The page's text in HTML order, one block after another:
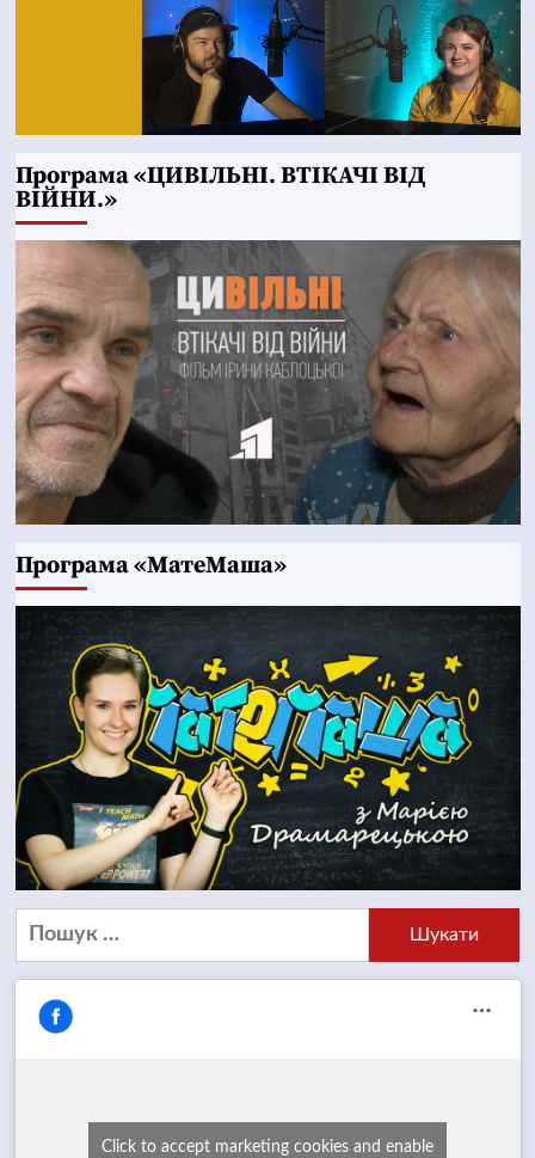
Програма «ЦИВІЛЬНІ. ВТІКАЧІ ВІД
ВІЙНИ.»
Програма «МатеМаша»
Пошук:
Click to accept marketing cookies and enable